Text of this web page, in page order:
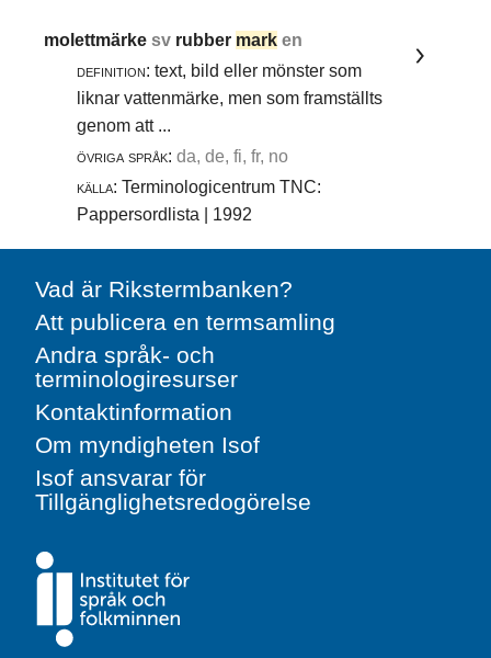
molettmärkesv rubber mark en
definition: text, bild eller mönster som
liknar vattenmärke, men som framställts
genom att ...
övriga språk: da, de, fi, fr, no
källa: Terminologicentrum TNC:
Pappersordlista | 1992
Vad är Rikstermbanken?
Att publicera en termsamling
Andra språk- och
terminologiresurser
Kontaktinformation
Om myndigheten Isof
Isof ansvarar för
Tillgänglighetsredogörelse